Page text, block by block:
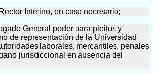
Interino, en caso necesario;
General poder para pleitos y
de representación de la Universidad
laborales, mercantiles, penales
jurisdiccional en ausencia del